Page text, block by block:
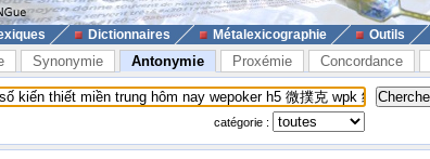
Dictionnaires Métalexicographie Outils
Synonymie Antonymie Proxémie Concordance
catégorie :